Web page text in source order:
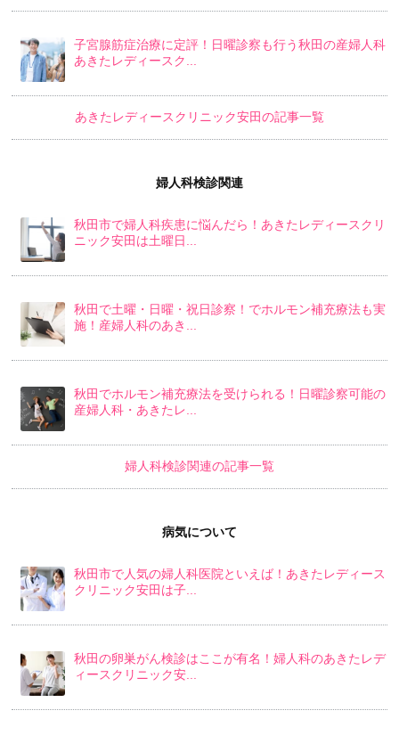
子宮腺筋症治療に定評！日曜診察も行う秋田の産婦人科
あきたレディースク...
あきたレディースクリニック安田の記事一覧
婦人科検診関連
秋田市で婦人科疾患に悩んだら！あきたレディースクリ
ニック安田は土曜日...
秋田で土曜・日曜・祝日診察！でホルモン補充療法も実
施！産婦人科のあき...
秋田でホルモン補充療法を受けられる！日曜診察可能の
産婦人科・あきたレ...
婦人科検診関連の記事一覧
病気について
秋田市で人気の婦人科医院といえば！あきたレディース
クリニック安田は子...
秋田の卵巣がん検診はここが有名！婦人科のあきたレデ
ィースクリニック安...